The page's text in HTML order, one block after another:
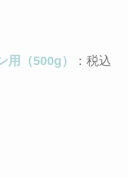
用（500g）
：税込